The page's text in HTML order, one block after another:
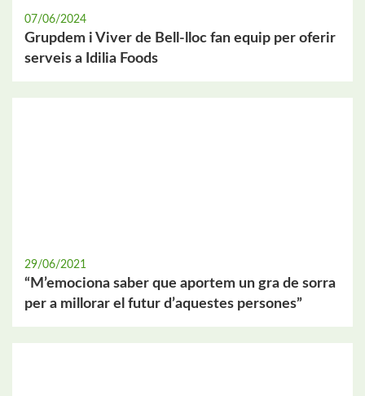
07/06/2024
Grupdem i Viver de Bell-lloc fan equip per oferir
serveis a Idilia Foods
29/06/2021
“M’emociona saber que aportem un gra de sorra
per a millorar el futur d’aquestes persones”